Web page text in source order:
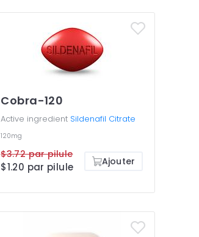
Cobra-120
Active ingredient Sildenafil Citrate
120mg
$3.72 par pilule
$1.20 par pilule Ajouter